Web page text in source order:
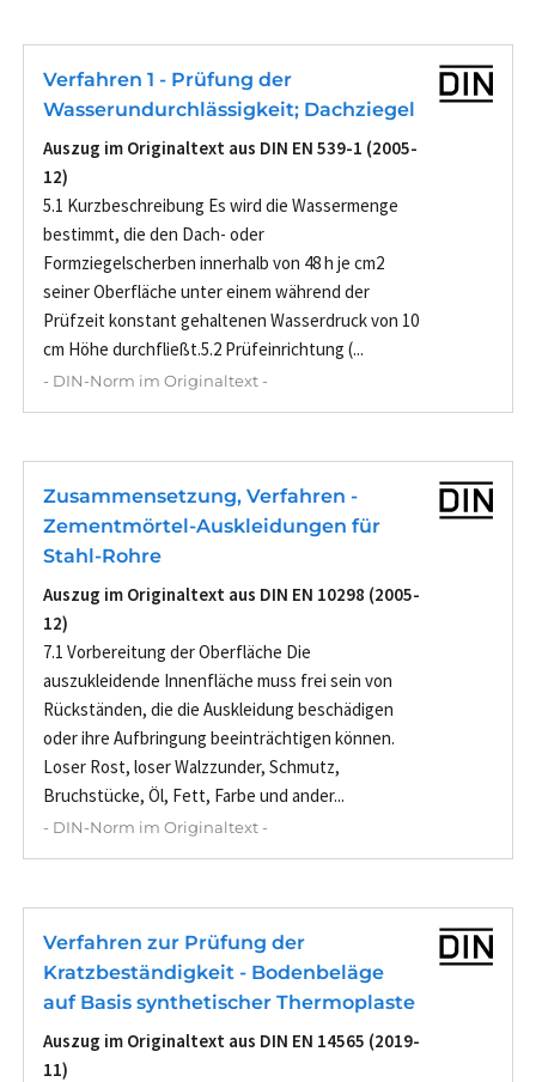
Verfahren 1 - Prüfung der
Wasserundurchlässigkeit; Dachziegel
Auszug im Originaltext aus DIN EN 539-1 (2005-
12)
5.1 Kurzbeschreibung Es wird die Wassermenge
bestimmt, die den Dach- oder
Formziegelscherben innerhalb von 48 h je cm2
seiner Oberfläche unter einem während der
Prüfzeit konstant gehaltenen Wasserdruck von 10
cm Höhe durchfließt.5.2 Prüfeinrichtung (...
- DIN-Norm im Originaltext -
Zusammensetzung, Verfahren -
Zementmörtel-Auskleidungen für
Stahl-Rohre
Auszug im Originaltext aus DIN EN 10298 (2005-
12)
7.1 Vorbereitung der Oberfläche Die
auszukleidende Innenfläche muss frei sein von
Rückständen, die die Auskleidung beschädigen
oder ihre Aufbringung beeinträchtigen können.
Loser Rost, loser Walzzunder, Schmutz,
Bruchstücke, Öl, Fett, Farbe und ander...
- DIN-Norm im Originaltext -
Verfahren zur Prüfung der
Kratzbeständigkeit - Bodenbeläge
auf Basis synthetischer Thermoplaste
Auszug im Originaltext aus DIN EN 14565 (2019-
11)